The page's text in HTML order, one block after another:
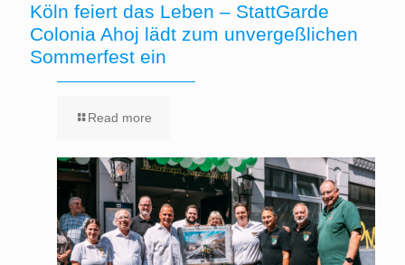
Köln feiert das Leben – StattGarde
Colonia Ahoj lädt zum unvergeßlichen
Sommerfest ein
Read more